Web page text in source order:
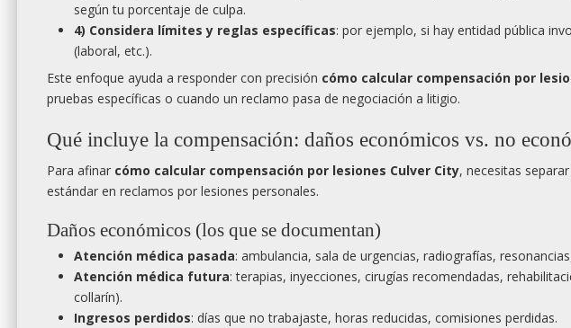
según tu porcentaje de culpa.
4) Considera límites y reglas específicas: por ejemplo, si hay entidad pública
(laboral, etc.).
Este enfoque ayuda a responder con precisión cómo calcular compensación por
pruebas específicas o cuando un reclamo pasa de negociación a litigio.
Qué incluye la compensación: daños económicos vs. no
Para afinar cómo calcular compensación por lesiones Culver City, necesitas
estándar en reclamos por lesiones personales.
Daños económicos (los que se documentan)
Atención médica pasada: ambulancia, sala de urgencias, radiografías,
Atención médica futura: terapias, inyecciones, cirugías recomendadas,
collarín).
Ingresos perdidos: días que no trabajaste, horas reducidas, comisiones perdidas.